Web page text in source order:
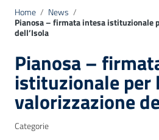
Home / News /
Pianosa – firmata intesa istituzionale
dell’Isola
Pianosa –
istituzionale per
valorizzazione
Categorie